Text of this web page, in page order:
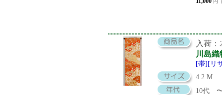
円
入荷：
川島
[帯][リ
4.2 M
10代